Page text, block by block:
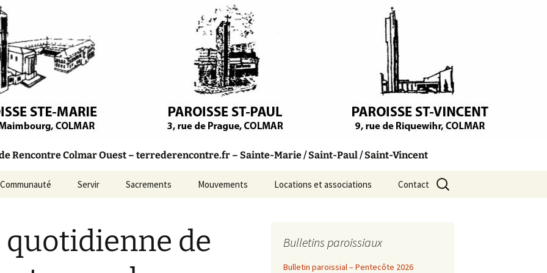
– Colmar
Rencontre Colmar Ouest – terrederencontre.fr – Sainte-Marie / Saint-Paul / Saint-Vincent
Communauté
Conseil Pastoral
L’Équipe d’Animation
Servir Sacrements Mouvements Locations et associations Contact
Rechercher :
de
Bulletins paroissiaux
Bulletin paroissial – Pentecôte 2026